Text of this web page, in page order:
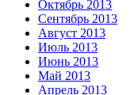
Октябрь 2013
Сентябрь 2013
Август 2013
Июль 2013
Июнь 2013
Май 2013
Апрель 2013